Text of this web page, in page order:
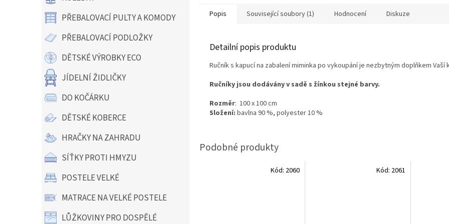
PŘEBALOVACÍ PULTY A KOMODY
PŘEBALOVACÍ PODLOŽKY
DĚTSKÉ VÝROBKY ECO
JÍDELNÍ ŽIDLIČKY
DO KOČÁRKU
DĚTSKÉ KOBERCE
HRAČKY NA ZAHRADU
SÍŤKY PROTI HMYZU
POSTELE VELKÉ
MATRACE NA VELKÉ POSTELE
LŮŽKOVINY PRO DOSPĚLÉ
Popis Související soubory (1) Hodnocení Diskuze
Detailní popis produktu
Ručník s kapucí na zabalení miminka po vykoupání je nezbytným doplňkem Vaší
Ručníky jsou dodávány v sadě s žínkou stejné barvy.
Rozměr: 100 x 100 cm
Složení: bavlna 90 %, polyester 10 %
Kód: 2060 Kód: 2061